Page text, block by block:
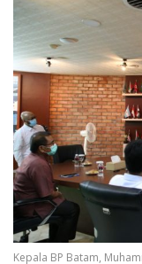
Kepala BP Batam,